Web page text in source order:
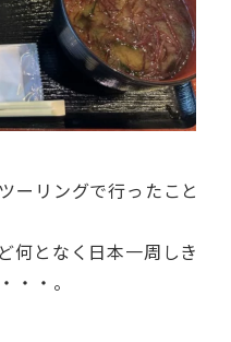
ーリングで行ったこと
何となく日本一周しき
・・。